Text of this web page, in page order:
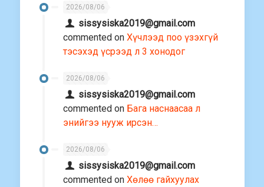
2026/08/06
sissysiska2019@gmail.com
commented on Хүчлээд поо үзэхгүй
тэсэхэд үсрээд л 3 хонодог
2026/08/06
sissysiska2019@gmail.com
commented on Бага наснаасаа л
энийгээ нууж ирсэн…
2026/08/06
sissysiska2019@gmail.com
commented on Хөлөө гайхуулах